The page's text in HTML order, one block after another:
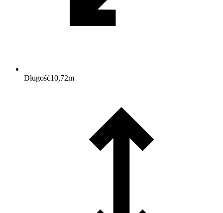
Długość10,72m